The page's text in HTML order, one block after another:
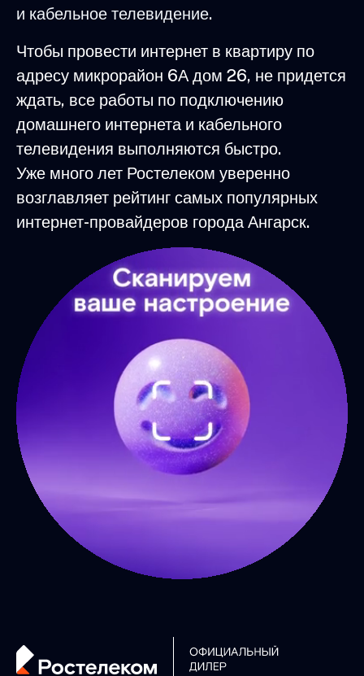
и кабельное телевидение.
Чтобы провести интернет в квартиру по
адресу микрорайон 6А дом 26, не придется
ждать, все работы по подключению
домашнего интернета и кабельного
телевидения выполняются быстро.
Уже много лет Ростелеком уверенно
возглавляет рейтинг самых популярных
интернет-провайдеров города Ангарск.